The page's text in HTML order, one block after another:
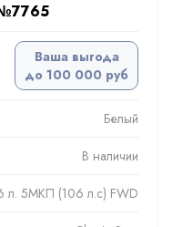
№7765
Ваша выгода
до 100 000 руб
Белый
В наличии
л. 5МКП (106 л.с) FWD